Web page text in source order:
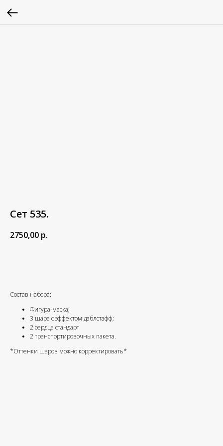
Сет 535.
2750,00 р.
Состав набора:
Фигура-маска;
3 шара с эффектом даблстафф;
2 сердца стандарт
2 транспортировочных пакета.
*Оттенки шаров можно корректировать*